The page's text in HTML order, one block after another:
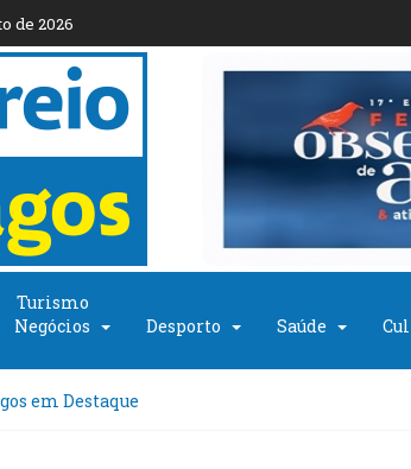
de 2026
Turismo
Negócios
Desporto Saúde
em Destaque